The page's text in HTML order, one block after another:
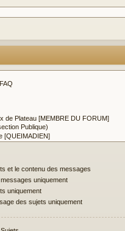
et le contenu des messages
uniquement
uniquement
des sujets uniquement